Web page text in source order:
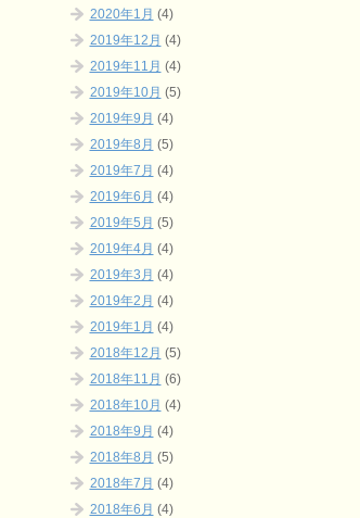
2020年1月 (4)
2019年12月 (4)
2019年11月 (4)
2019年10月 (5)
2019年9月 (4)
2019年8月 (5)
2019年7月 (4)
2019年6月 (4)
2019年5月 (5)
2019年4月 (4)
2019年3月 (4)
2019年2月 (4)
2019年1月 (4)
2018年12月 (5)
2018年11月 (6)
2018年10月 (4)
2018年9月 (4)
2018年8月 (5)
2018年7月 (4)
2018年6月 (4)